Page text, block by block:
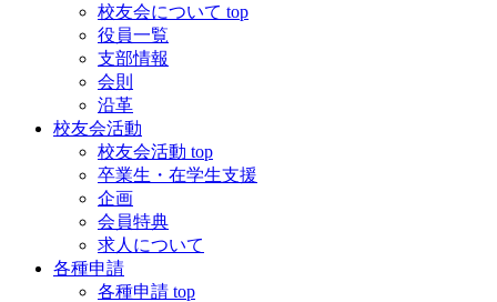
校友会について top
役員一覧
支部情報
会則
沿革
校友会活動
校友会活動 top
卒業生・在学生支援
企画
会員特典
求人について
各種申請
各種申請 top